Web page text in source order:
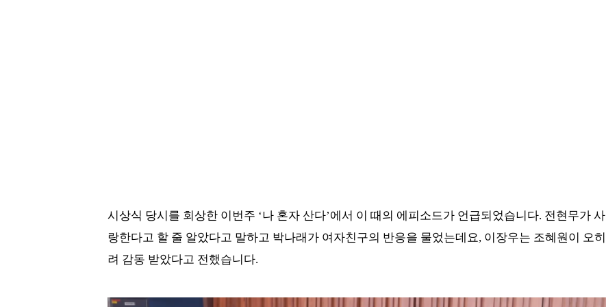
시상식 당시를 회상한 이번주 ‘나 혼자 산다’에서 이 때의 에피소드가 언급되었습니다. 전현무가 사
랑한다고 할 줄 알았다고 말하고 박나래가 여자친구의 반응을 물었는데요, 이장우는 조혜원이 오히
려 감동 받았다고 전했습니다.